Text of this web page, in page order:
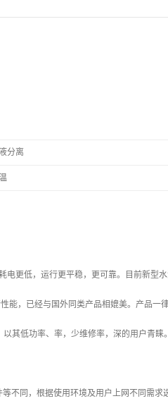
分离
电更低，运行更平稳，更可靠。目前新型水
能，已经与国外同类产品相媲美。产品一
其低功率、率，少维修率，深的用户青睐。
不同，根据使用环境及用户上网不同需求